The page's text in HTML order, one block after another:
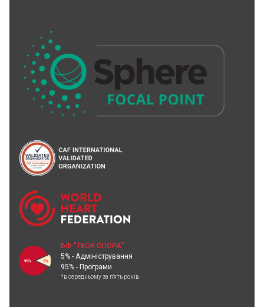
БФ "ТВОЯ ОПОРА"
5% - Адміністрування
95% - Програми
*в середньому за п'ять років